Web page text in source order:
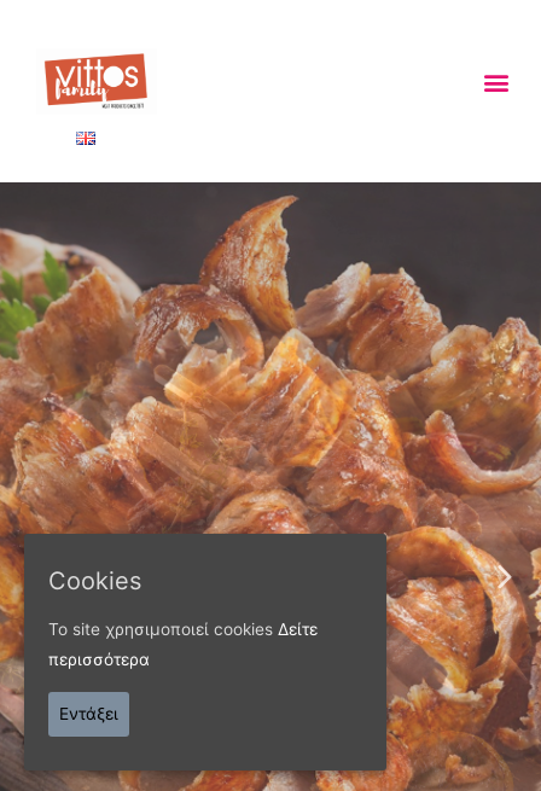
ΠΑΝΩ ΑΠΟ 40 ΧΡΟΝΙΑ
Παράγουμε προϊόντα
Cookies
Το site χρησιμοποιεί cookies Δείτε
περισσότερα
Εντάξει